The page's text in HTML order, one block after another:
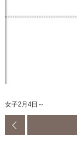
女子2月4日～